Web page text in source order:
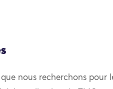
nous recherchons pour